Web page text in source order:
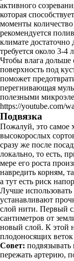
активного
которая
моменты
рекомендуется
климате
требуется около 3-4
Чтобы влага дольше
поверхность под
поможет
перегнивающая
полезными
https://youtube.com/
Подвязка
Пожалуй, это самое
высокорослых
сразу же после
локально, то есть,
мере его роста
навредить корням,
а тут есть риск
Лучше
устанавливают
слой нити. Первый
сантиметров от
новый слой. К этой
плодоносящих
Совет:
пережать артерию,